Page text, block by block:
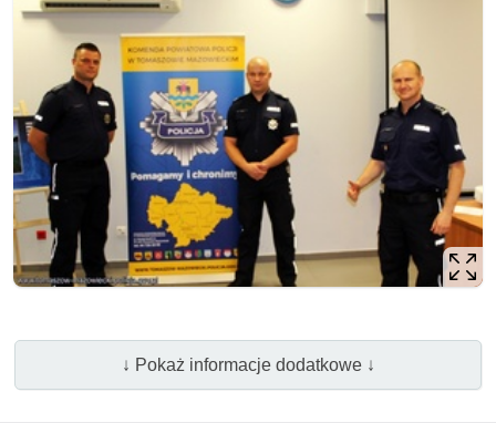
↓ Pokaż informacje dodatkowe ↓